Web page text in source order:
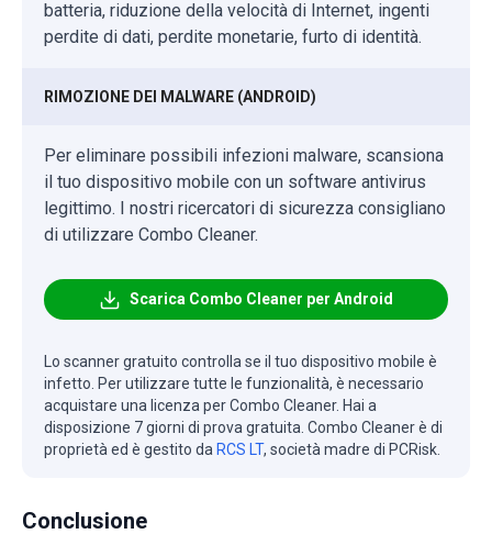
batteria, riduzione della velocità di Internet, ingenti
perdite di dati, perdite monetarie, furto di identità.
RIMOZIONE DEI MALWARE (ANDROID)
Per eliminare possibili infezioni malware, scansiona
il tuo dispositivo mobile con un software antivirus
legittimo. I nostri ricercatori di sicurezza consigliano
di utilizzare Combo Cleaner.
Scarica Combo Cleaner per Android
Lo scanner gratuito controlla se il tuo dispositivo mobile è
infetto. Per utilizzare tutte le funzionalità, è necessario
acquistare una licenza per Combo Cleaner. Hai a
disposizione 7 giorni di prova gratuita. Combo Cleaner è di
proprietà ed è gestito da RCS LT, società madre di PCRisk.
Conclusione